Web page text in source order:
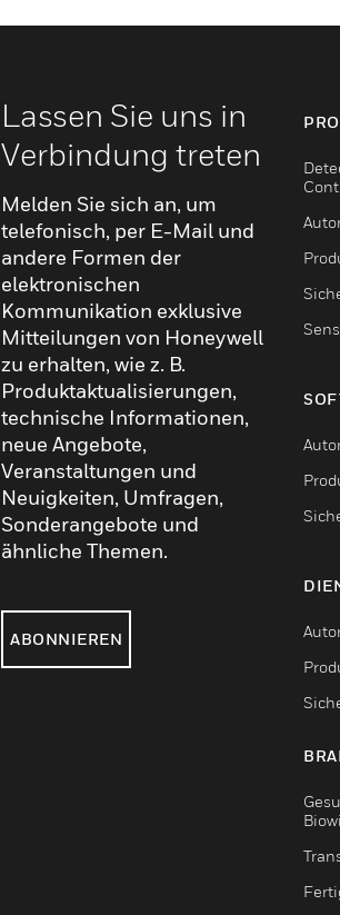
Lassen Sie uns in
Verbindung treten
Melden Sie sich an, um
telefonisch, per E-Mail und
andere Formen der
elektronischen
Kommunikation exklusive
Mitteilungen von Honeywell
zu erhalten, wie z. B.
Produktaktualisierungen,
technische Informationen,
neue Angebote,
Veranstaltungen und
Neuigkeiten, Umfragen,
Sonderangebote und
ähnliche Themen.
ABONNIEREN